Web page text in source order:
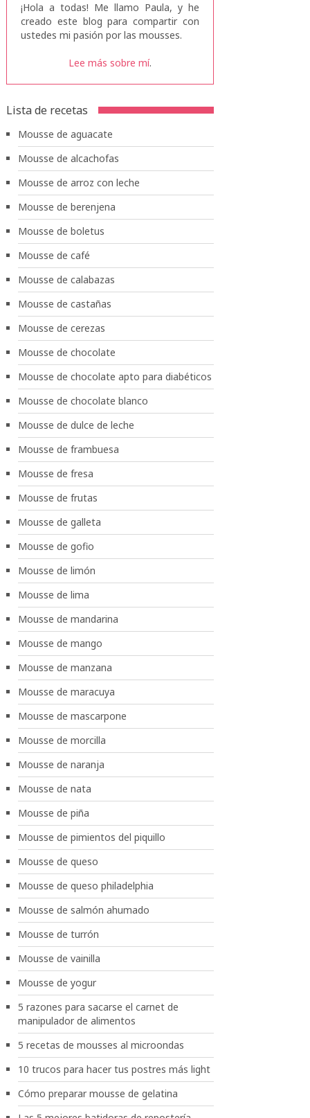
¡Hola a todas! Me llamo Paula, y he
creado este blog para compartir con
ustedes mi pasión por las mousses.
Lee más sobre mí.
Lista de recetas
Mousse de aguacate
Mousse de alcachofas
Mousse de arroz con leche
Mousse de berenjena
Mousse de boletus
Mousse de café
Mousse de calabazas
Mousse de castañas
Mousse de cerezas
Mousse de chocolate
Mousse de chocolate apto para diabéticos
Mousse de chocolate blanco
Mousse de dulce de leche
Mousse de frambuesa
Mousse de fresa
Mousse de frutas
Mousse de galleta
Mousse de gofio
Mousse de limón
Mousse de lima
Mousse de mandarina
Mousse de mango
Mousse de manzana
Mousse de maracuya
Mousse de mascarpone
Mousse de morcilla
Mousse de naranja
Mousse de nata
Mousse de piña
Mousse de pimientos del piquillo
Mousse de queso
Mousse de queso philadelphia
Mousse de salmón ahumado
Mousse de turrón
Mousse de vainilla
Mousse de yogur
5 razones para sacarse el carnet de
manipulador de alimentos
5 recetas de mousses al microondas
10 trucos para hacer tus postres más light
Cómo preparar mousse de gelatina